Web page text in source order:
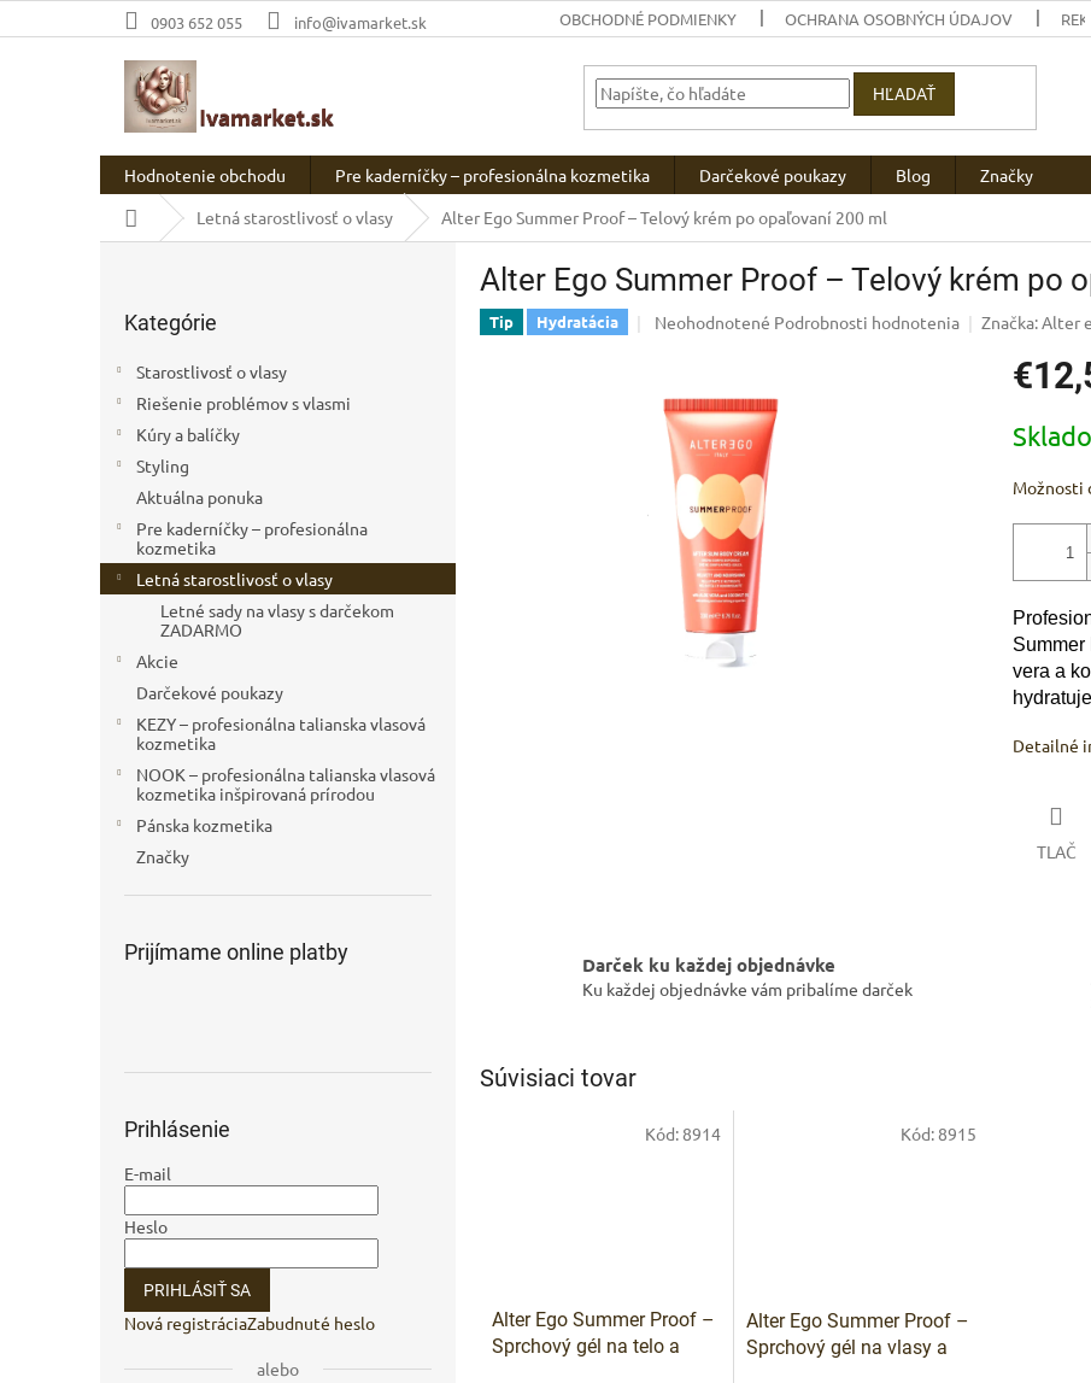
na
0903 652 055 info@ivamarket.sk OBCHODNÉ PODMIENKY OCHRANA OSOBNÝCH ÚDAJOV
HĽADAŤ
Hodnotenie obchodu Pre kaderníčky – profesionálna kozmetika Darčekové poukazy Blog
Značky
DomovLetná starostlivosť o vlasy Alter Ego Summer Proof – Telový krém po opaľovaní 200 ml
kategórie
Kategórie
Starostlivosť o vlasy
Riešenie problémov s vlasmi
Kúry a balíčky
Styling
Aktuálna ponuka
Pre kaderníčky – profesionálna
kozmetika
Letná starostlivosť o vlasy
Letné sady na vlasy s darčekom
ZADARMO
Akcie
Darčekové poukazy
KEZY – profesionálna talianska vlasová
kozmetika
NOOK – profesionálna talianska vlasová
kozmetika inšpirovaná prírodou
Pánska kozmetika
Značky
Prijímame online platby
Prihlásenie
E-mail
Heslo
PRIHLÁSIŤ SA
Nová registráciaZabudnuté heslo
alebo
Alter Ego Summer Proof – Telový krém po
Tip Hydratácia
Priemerné
0,0
hviezdičiek.
Neohodnotené Podrobnosti hodnotenia Značka:Alter
cena:
Možnosti
Summer
vera a
Detailné
TLAČ
Darček ku každej objednávke
Ku každej objednávke vám pribalíme darček
Súvisiaci tovar
Alter Ego Summer Proof –
Sprchový gél na telo a
Kód:8914
Alter Ego Summer Proof –
Sprchový gél na vlasy a
Kód:8915